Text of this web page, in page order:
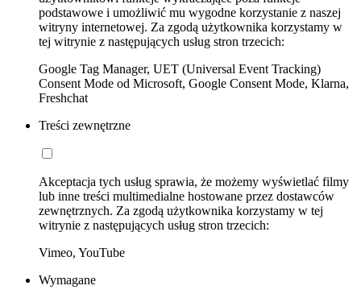
podstawowe i umożliwić mu wygodne korzystanie z naszej
witryny internetowej. Za zgodą użytkownika korzystamy w
tej witrynie z następujących usług stron trzecich:
Google Tag Manager, UET (Universal Event Tracking)
Consent Mode od Microsoft, Google Consent Mode, Klarna,
Freshchat
Treści zewnętrzne
Akceptacja tych usług sprawia, że możemy wyświetlać filmy
lub inne treści multimedialne hostowane przez dostawców
zewnętrznych. Za zgodą użytkownika korzystamy w tej
witrynie z następujących usług stron trzecich:
Vimeo, YouTube
Wymagane